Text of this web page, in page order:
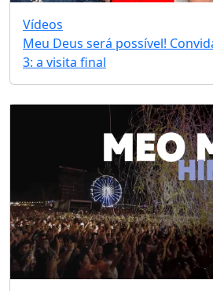
Vídeos
Meu Deus será possível!
3: a visita final